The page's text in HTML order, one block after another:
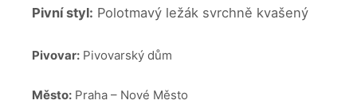
Pivní styl: Polotmavý ležák svrchně kvašený
Pivovar: Pivovarský dům
Město: Praha – Nové Město